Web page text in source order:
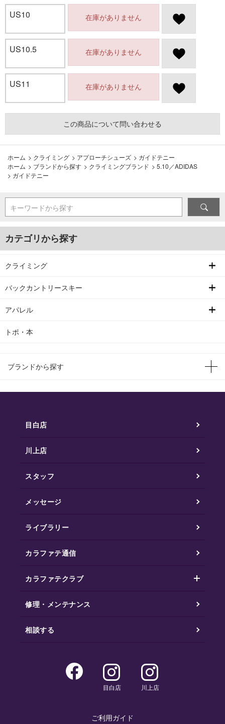
US10 在庫がありません
US10.5 在庫がありません
US11 在庫がありません
この商品について問い合わせる
ホーム > クライミング > アプローチシューズ > ガイドテニー
ホーム > ブランドから探す > クライミングブランド > 5.10／ADIDAS
> ガイドテニー
キーワードから探す
カテゴリから探す
クライミング
バックカントリースキー
アパレル
トポ・本
ブランドから探す
目白店
川上店
スタッフ
メッセージ
ライブラリー
カラファテ通信
カラファテクラブ
修理・メンテナンス
相談する
目白店 川上店
ご利用ガイド